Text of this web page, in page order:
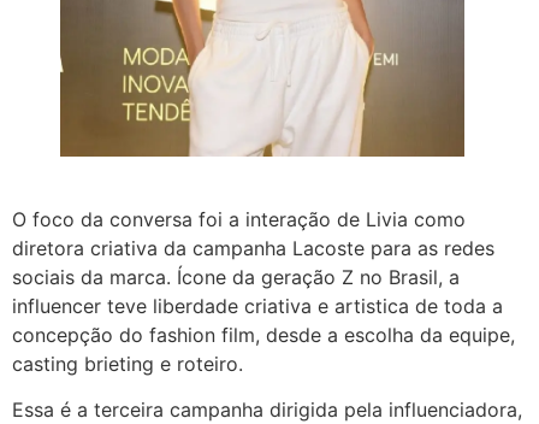
O foco da conversa foi a interação de Livia como
diretora criativa da campanha Lacoste para as redes
sociais da marca. Ícone da geração Z no Brasil, a
influencer teve liberdade criativa e artistica de toda a
concepção do fashion film, desde a escolha da equipe,
casting brieting e roteiro.
Essa é a terceira campanha dirigida pela influenciadora,